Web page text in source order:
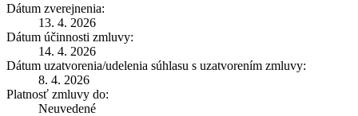
Dátum zverejnenia:
13. 4. 2026
Dátum účinnosti zmluvy:
14. 4. 2026
Dátum uzatvorenia/udelenia súhlasu s uzatvorením zmluvy:
8. 4. 2026
Platnosť zmluvy do:
Neuvedené